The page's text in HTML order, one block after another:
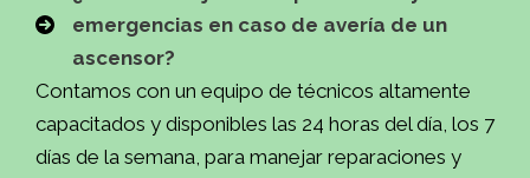
emergencias en caso de avería de un
ascensor?
Contamos con un equipo de técnicos altamente
capacitados y disponibles las 24 horas del día, los 7
días de la semana, para manejar reparaciones y